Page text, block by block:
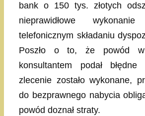
bank o 150 tys. złotych
nieprawidłowe
telefonicznym składaniu
Poszło o to, że powód
konsultantem podał błędne
zlecenie zostało wykonane,
do bezprawnego nabycia
powód doznał straty.